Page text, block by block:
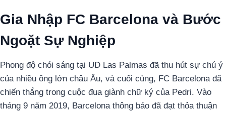
Gia Nhập FC Barcelona và Bước
Ngoặt Sự Nghiệp
Phong độ chói sáng tại UD Las Palmas đã thu hút sự chú ý
của nhiều ông lớn châu Âu, và cuối cùng, FC Barcelona đã
chiến thắng trong cuộc đua giành chữ ký của Pedri. Vào
tháng 9 năm 2019, Barcelona thông báo đã đạt thỏa thuận